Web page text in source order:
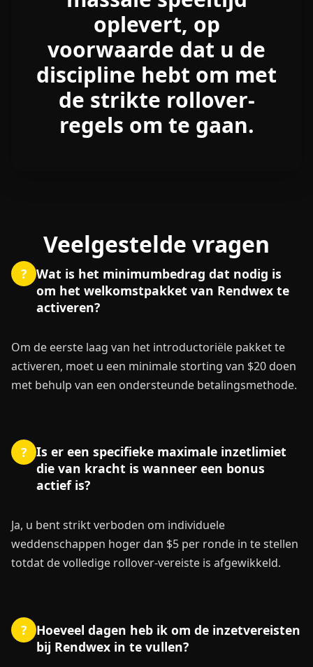
oplevert, op
voorwaarde dat u de
discipline hebt om met
de strikte rollover-
regels om te gaan.
Veelgestelde vragen
? Wat is het minimumbedrag dat nodig is
om het welkomstpakket van Rendwex te
activeren?
Om de eerste laag van het introductoriële pakket te
activeren, moet u een minimale storting van $20 doen
met behulp van een ondersteunde betalingsmethode.
? Is er een specifieke maximale inzetlimiet
die van kracht is wanneer een bonus
actief is?
Ja, u bent strikt verboden om individuele
weddenschappen hoger dan $5 per ronde in te stellen
totdat de volledige rollover-vereiste is afgewikkeld.
?
Hoeveel dagen heb ik om de inzetvereisten
bij Rendwex in te vullen?